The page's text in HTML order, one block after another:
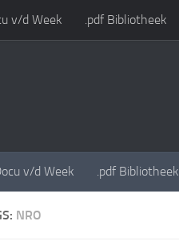
v/d Week .pdf Bibliotheek
v/d Week .pdf Bibliotheek
NRO